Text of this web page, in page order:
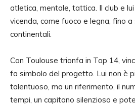
atletica, mentale, tattica. Il club e
vicenda, come fuoco e legna, fino a
continentali.
Con Toulouse trionfa in Top 14,
fa simbolo del progetto. Lui non è
talentuoso, ma un riferimento, il
tempi, un capitano silenzioso e